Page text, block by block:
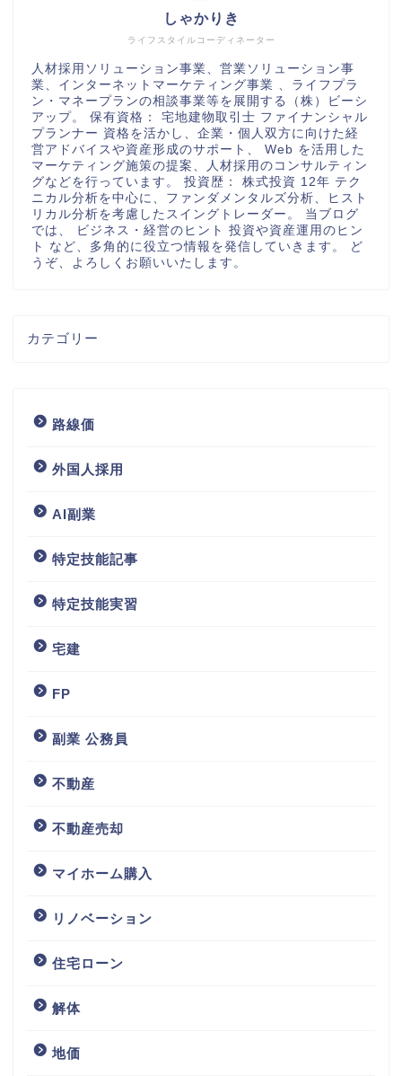
ライフスタイルコーディネーター
しゃかりき
人材採用ソリューション事業、営業ソリューション事
業、インターネットマーケティング事業 、ライフプラ
ン・マネープランの相談事業等を展開する（株）ビーシ
アップ。 保有資格： 宅地建物取引士 ファイナンシャル
プランナー 資格を活かし、企業・個人双方に向けた経
営アドバイスや資産形成のサポート、 Web を活用した
マーケティング施策の提案、人材採用のコンサルティン
グなどを行っています。 投資歴： 株式投資 12年 テク
ニカル分析を中心に、ファンダメンタルズ分析、ヒスト
リカル分析を考慮したスイングトレーダー。 当ブログ
では、 ビジネス・経営のヒント 投資や資産運用のヒン
ト など、多角的に役立つ情報を発信していきます。 ど
うぞ、よろしくお願いいたします。
カテゴリー
路線価
外国人採用
AI副業
特定技能記事
特定技能実習
宅建
FP
副業 公務員
不動産
不動産売却
マイホーム購入
リノベーション
住宅ローン
解体
地価